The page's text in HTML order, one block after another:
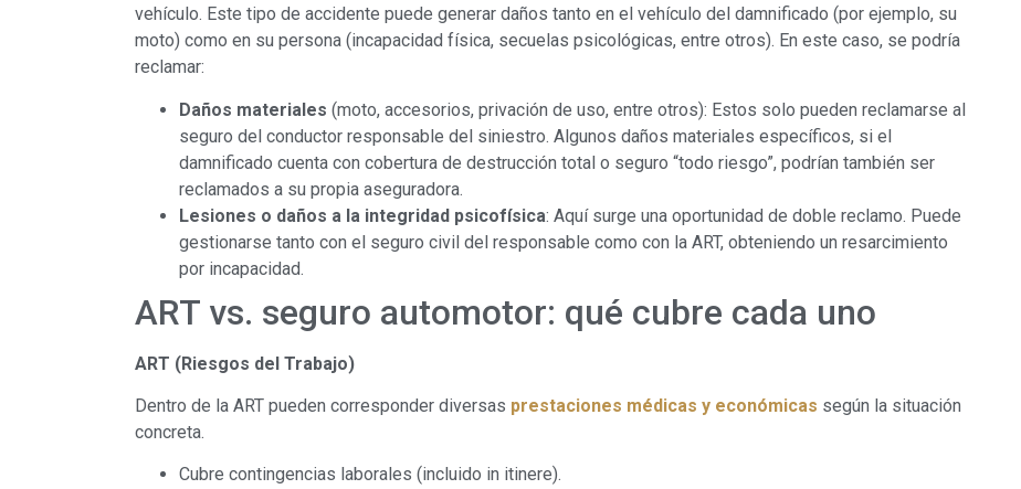
vehículo. Este tipo de accidente puede generar daños tanto en el vehículo del damnificado (por ejemplo, su
moto) como en su persona (incapacidad física, secuelas psicológicas, entre otros). En este caso, se podría
reclamar:
Daños materiales (moto, accesorios, privación de uso, entre otros): Estos solo pueden reclamarse al
seguro del conductor responsable del siniestro. Algunos daños materiales específicos, si el
damnificado cuenta con cobertura de destrucción total o seguro “todo riesgo”, podrían también ser
reclamados a su propia aseguradora.
Lesiones o daños a la integridad psicofísica: Aquí surge una oportunidad de doble reclamo. Puede
gestionarse tanto con el seguro civil del responsable como con la ART, obteniendo un resarcimiento
por incapacidad.
ART vs. seguro automotor: qué cubre cada uno
ART (Riesgos del Trabajo)
Dentro de la ART pueden corresponder diversas prestaciones médicas y económicas según la situación
concreta.
Cubre contingencias laborales (incluido in itinere).